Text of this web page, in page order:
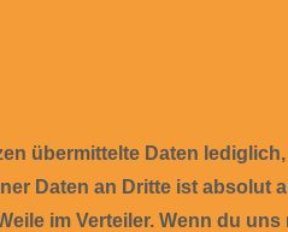
übermittelte Daten
Daten an Dritte ist
im Verteiler. Wenn du